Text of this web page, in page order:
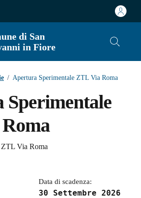
di San
in Fiore
/ Apertura Sperimentale ZTL Via Roma
notizia
ZTL Via Roma
Data di scadenza:
30 Settembre 2026